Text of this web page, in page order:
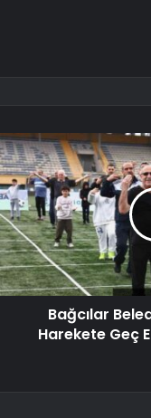
Bağcılar
Harekete Geç